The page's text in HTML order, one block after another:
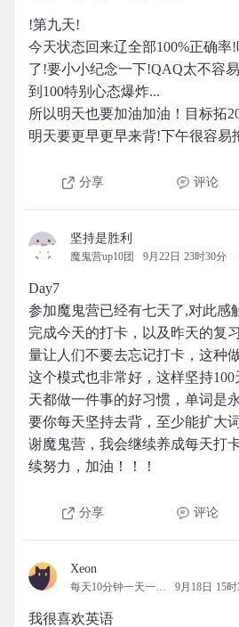
!第九天!
今天状态回来辽全部100%正确率
了!要小小纪念一下!QAQ太不容
到100特别心态爆炸...
所以明天也要加油加油！目标拓
明天要更早更早来背!下午很容易
分享 评论
坚持是胜利
魔鬼营up10团 9月22日 23时30分
Day7
参加魔鬼营已经有七天了,对此感
完成今天的打卡，以及昨天的复
量让人们不要去忘记打卡，这种
这个模式也非常好，这样坚持
天都做一件事的好习惯，单词是
要你每天坚持去背，至少能扩大
谢魔鬼营，我会继续养成每天打
续努力，加油！！！
分享 评论
Xeon
每天10分钟一天一清人 9月18日 15
我很喜欢英语